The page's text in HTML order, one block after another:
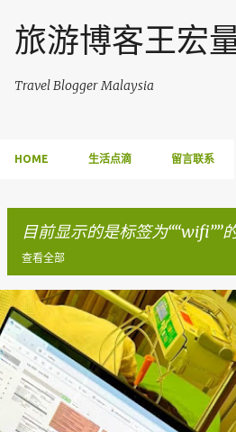
跳至主要内容
旅游博客王宏
Travel Blogger Malaysia
HOME 生活点滴 留言联系
目前显示的是标签为“ wifi ”
查看全部
博
文